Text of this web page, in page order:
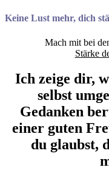
Keine Lust mehr, dich
Mach mit bei
Stärke
Ich zeige dir,
selbst
Gedanken
einer guten
du glaubst,